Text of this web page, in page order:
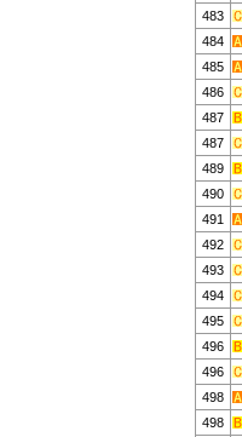
483
484
485
486
487
487
489
490
491
492
493
494
495
496
496
498
498